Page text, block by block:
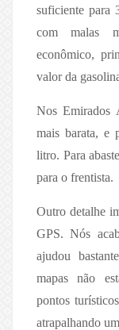
suficiente para
com malas
econômico,
valor da
Nos Emirados
mais barata, e
litro. Para
para o frentista.
Outro detalhe
GPS. Nós
ajudou
mapas não
pontos
atrapalhando